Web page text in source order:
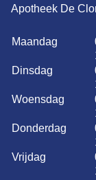
Apotheek De
Maandag
Dinsdag
Woensdag
Donderdag
Vrijdag